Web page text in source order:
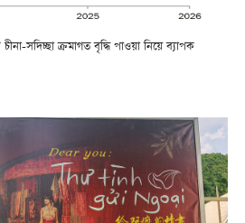
সদিচ্ছা ক্রমাগত বৃদ্ধি পাওয়া নিয়ে ব্যাপক